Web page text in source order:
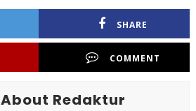
SHARE
COMMENT
About Redaktur